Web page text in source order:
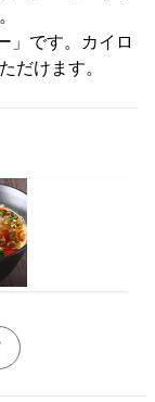
」です。カイロ
だけます。